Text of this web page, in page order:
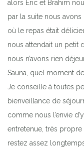
alors Éric et Brahim
par la suite nous
où le repas était
nous attendait un petit
nous n’avons rien
Sauna, quel moment
Je conseille à toutes
bienveillance de
comme nous l’envie
entretenue, très propre
restez assez